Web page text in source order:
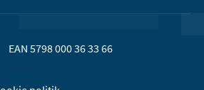
EAN 5798 000 36 33 66